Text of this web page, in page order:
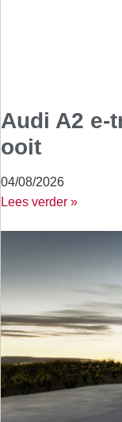
Audi A2 e-
ooit
04/08/2026
Lees verder »